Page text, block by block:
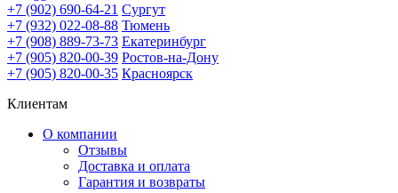
+7 (902) 690-64-21 Сургут
+7 (932) 022-08-88 Тюмень
+7 (908) 889-73-73 Екатеринбург
+7 (905) 820-00-39 Ростов-на-Дону
+7 (905) 820-00-35 Красноярск
Клиентам
О компании
Отзывы
Доставка и оплата
Гарантия и возвраты